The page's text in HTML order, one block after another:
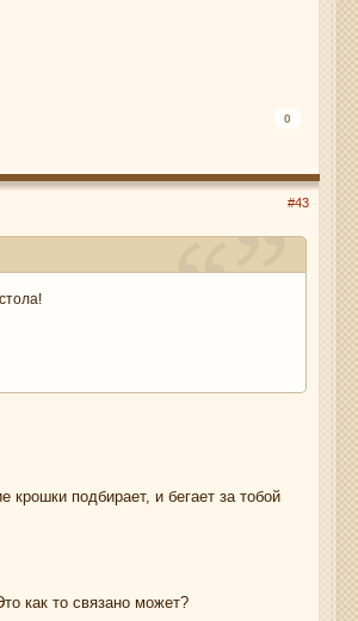
0
#43
подбирает, и бегает за тобой
как то связано может?